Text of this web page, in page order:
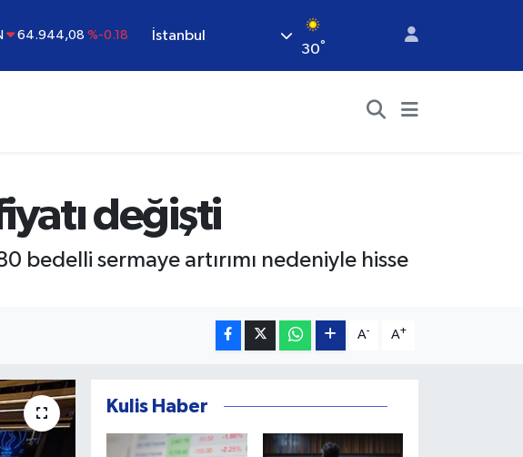
47,7436 %0.18
İstanbul
30°
değişti
bedelli sermaye artırımı nedeniyle hisse
A- A+
Kulis Haber